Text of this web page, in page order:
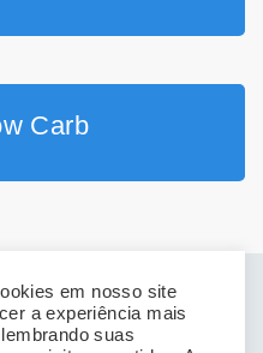
Carb
2014. Mulher Magra de
em nosso site
a experiência mais
suas